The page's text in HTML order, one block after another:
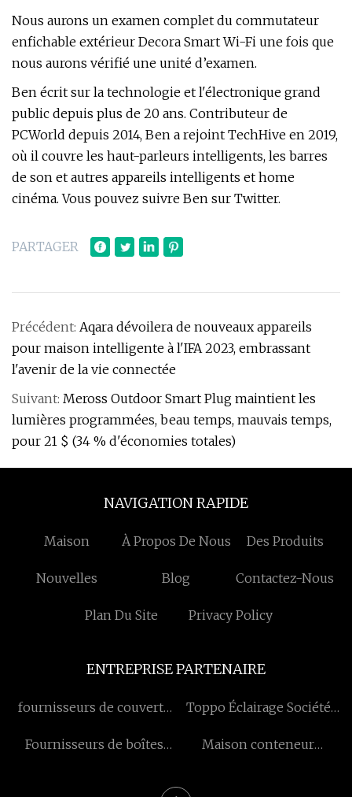
Nous aurons un examen complet du commutateur
enfichable extérieur Decora Smart Wi-Fi une fois que
nous aurons vérifié une unité d’examen.
Ben écrit sur la technologie et l'électronique grand
public depuis plus de 20 ans. Contributeur de
PCWorld depuis 2014, Ben a rejoint TechHive en 2019,
où il couvre les haut-parleurs intelligents, les barres
de son et autres appareils intelligents et home
cinéma. Vous pouvez suivre Ben sur Twitter.
PARTAGER
Précédent: Aqara dévoilera de nouveaux appareils
pour maison intelligente à l'IFA 2023, embrassant
l'avenir de la vie connectée
Suivant: Meross Outdoor Smart Plug maintient les
lumières programmées, beau temps, mauvais temps,
pour 21 $ (34 % d'économies totales)
NAVIGATION RAPIDE
Maison À Propos De Nous Des Produits
Nouvelles Blog Contactez-Nous
Plan Du Site Privacy Policy
ENTREPRISE PARTENAIRE
fournisseurs de couverts
Toppo Éclairage Société
Fournisseurs de boîtes
Maison conteneur